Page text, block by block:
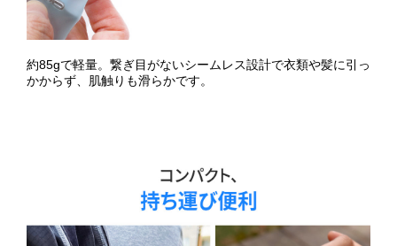
約85gで軽量。繋ぎ目がないシームレス設計で衣類や髪に引っ
かからず、肌触りも滑らかです。